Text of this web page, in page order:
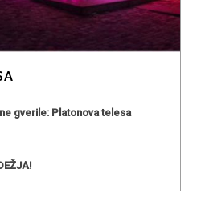
gverile: Platonova telesa